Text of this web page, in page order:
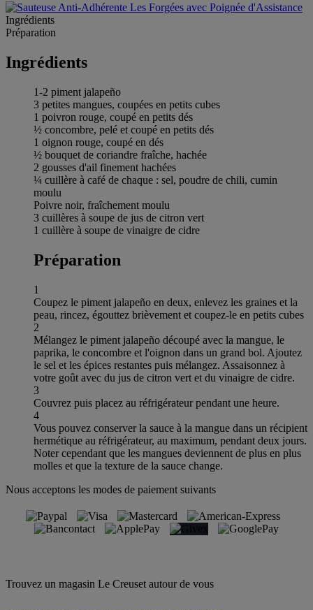
Ingrédients
Préparation
Ingrédients
1-2 piment jalapeño
3 petites mangues, coupées en petits cubes
1 poivron rouge, coupé en petits dés
½ concombre, pelé et coupé en petits dés
1 oignon rouge, coupé en dés
½ bouquet de coriandre fraîche, hachée
2 gousses d'ail finement hachées
¼ cuillère à café de chaque : sel, poudre de chili, cumin
moulu
Poivre noir, fraîchement moulu
3 cuillères à soupe de jus de citron vert
1 cuillère à soupe de vinaigre de cidre
Préparation
1
Coupez le piment jalapeño en deux, enlevez les graines et la
peau, rincez, égouttez brièvement et coupez-le en petits cubes
2
Mélangez le piment jalapeño découpé avec la mangue, le
paprika, le concombre et l'oignon dans un grand bol. Ajoutez
le sel et les épices restantes puis mélangez. Assaisonnez à
votre goût avec du jus de citron vert et du vinaigre de cidre.
3
Couvrez puis placez au réfrigérateur pendant une heure.
4
Vous pouvez conserver la sauce à la mangue dans un récipient
hermétique au réfrigérateur, au maximum, pendant deux jours.
Noter cependant que les mangues deviennent de plus en plus
molles et que la texture de la sauce change.
Nous acceptons les modes de paiement suivants
Trouvez un magasin Le Creuset autour de vous